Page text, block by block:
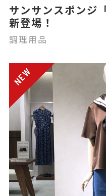
サンサンスポンジ
新登場！
調理用品